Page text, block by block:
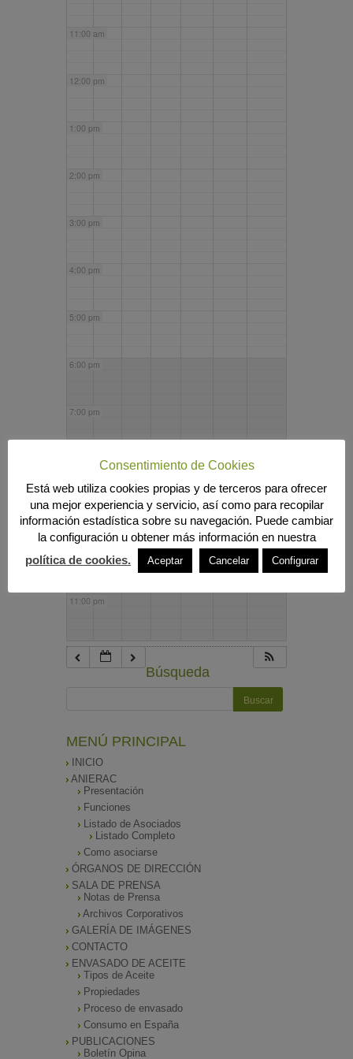
11:00 am
12:00 pm
1:00 pm
2:00 pm
3:00 pm
4:00 pm
5:00 pm
6:00 pm
7:00 pm
9:00 pm
10:00 pm
11:00 pm
Búsqueda
MENÚ PRINCIPAL
INICIO
ANIERAC
Presentación
Funciones
Listado de Asociados
Listado Completo
Como asociarse
ÓRGANOS DE DIRECCIÓN
SALA DE PRENSA
Notas de Prensa
Archivos Corporativos
GALERÍA DE IMÁGENES
CONTACTO
ENVASADO DE ACEITE
Tipos de Aceite
Propiedades
Proceso de envasado
Consumo en España
PUBLICACIONES
Boletín Opina
Consentimiento de Cookies
Está web utiliza cookies propias y de terceros para ofrecer
una mejor experiencia y servicio, así como para recopilar
información estadística sobre su navegación. Puede cambiar
la configuración u obtener más información en nuestra
política de cookies.
Aceptar Cancelar Configurar